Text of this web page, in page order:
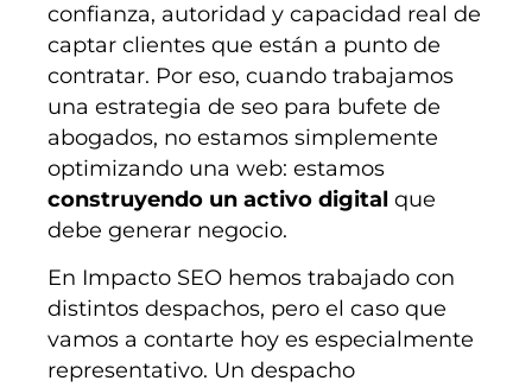
confianza, autoridad y capacidad real de
captar clientes que están a punto de
contratar. Por eso, cuando trabajamos
una estrategia de seo para bufete de
abogados, no estamos simplemente
optimizando una web: estamos
construyendo un activo digital que
debe generar negocio.
En Impacto SEO hemos trabajado con
distintos despachos, pero el caso que
vamos a contarte hoy es especialmente
representativo. Un despacho